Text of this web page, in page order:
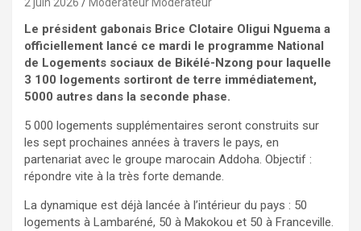
2 juin 2026 Modérateur Modérateur
Le président gabonais Brice Clotaire Oligui Nguema a
officiellement lancé ce mardi le programme National
de Logements sociaux de Bikélé-Nzong pour laquelle
3 100 logements sortiront de terre immédiatement,
5000 autres dans la seconde phase.
5 000 logements supplémentaires seront construits sur
les sept prochaines années à travers le pays, en
partenariat avec le groupe marocain Addoha. Objectif :
répondre vite à la très forte demande.
La dynamique est déjà lancée à l’intérieur du pays : 50
logements à Lambaréné, 50 à Makokou et 50 à Franceville.